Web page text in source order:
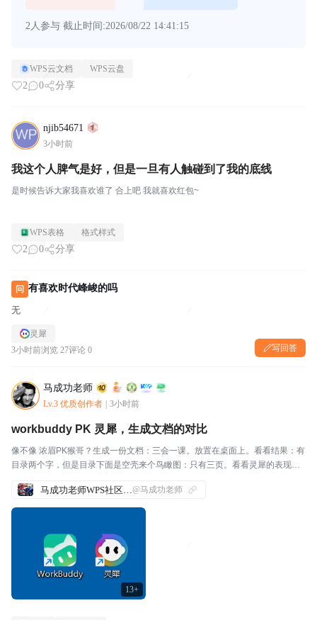
2人参与 截止时间:2026/08/22 14:41:15
WPS云文档 WPS云盘
2 0 分享
njib54671
3小时前
我这个人脾气是好，但是一旦有人触碰到了我的底线
是时候告诉大家我喜欢谁了 合上吧 我就喜欢红包~
WPS表格 格式样式
2 0 分享
问 有喜欢时代峰峻的吗
无
灵犀
3小时前浏览 27评论 0 写回答
马成功老师
Lv.3 优质创作者 3小时前
13+
workbuddy PK 灵犀，生成文档的对比
像不像 浓眉PK猴哥？生成一份文档：三会一课。放置在桌面上。看看结果：有
目录两个字，但是目录下面是空壳来个鸟瞰图：只有三页。看看灵犀的表现：
【细节决定成败】📌总结：两个龙虾，都能生成文档。...
@马成功老师